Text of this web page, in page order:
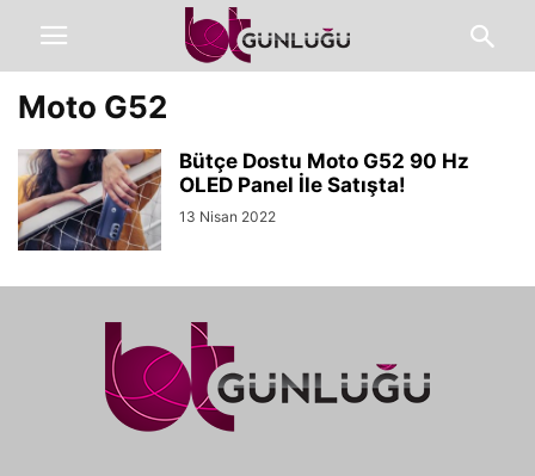
Moto G52
Bütçe Dostu Moto G52 90 Hz
OLED Panel İle Satışta!
13 Nisan 2022